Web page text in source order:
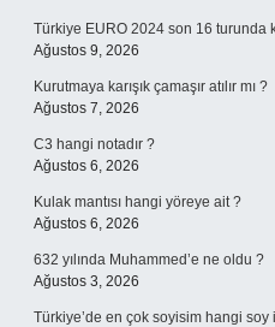
Türkiye EURO 2024 son 16 turunda
Ağustos 9, 2026
Kurutmaya karışık çamaşır atılır mı ?
Ağustos 7, 2026
C3 hangi notadır ?
Ağustos 6, 2026
Kulak mantısı hangi yöreye ait ?
Ağustos 6, 2026
632 yılında Muhammed’e ne oldu ?
Ağustos 3, 2026
Türkiye’de en çok soyisim hangi soy